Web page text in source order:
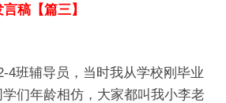
稿【篇三】
4班辅导员，当时我从学校刚毕业
们年龄相仿，大家都叫我小李老